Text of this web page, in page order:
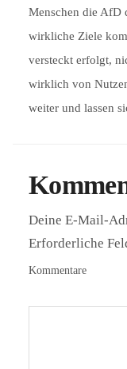
Menschen die AfD
wirkliche Ziele
versteckt erfolgt,
wirklich von
weiter und lassen
Deine E-Mail-
Erforderliche
Kommentare